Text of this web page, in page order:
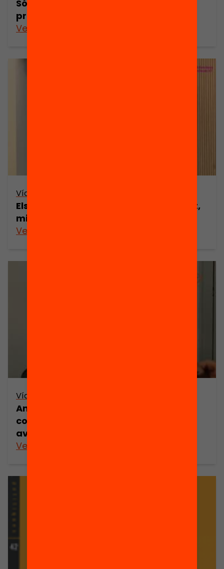
Són necessaris els incentius al
professorat?
Veure’n més
Vídeo
Els incentius econòmics al professorat,
milloren els resultats educatius?
Veure’n més
Vídeo
Anàlisi de l’escolarització: les
competències per a la vida i la seva
avaluació – Francesc Colomé
Veure’n més